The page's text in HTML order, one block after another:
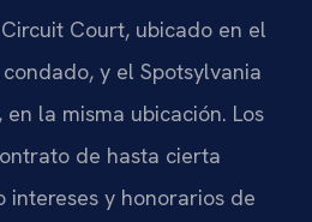
Court, ubicado en el
y el Spotsylvania
la misma ubicación. Los
de hasta cierta
intereses y honorarios de